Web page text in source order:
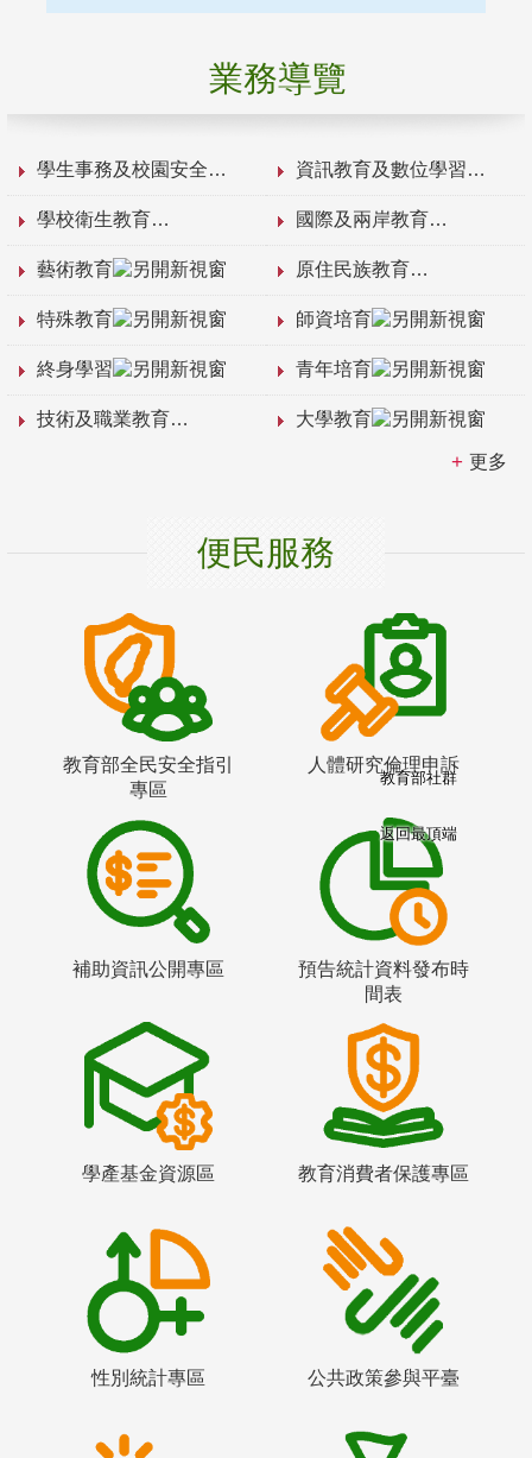
業務導覽
學生事務及校園安全 資訊教育及數位學習
學校衛生教育 國際及兩岸教育
藝術教育 原住民族教育
特殊教育 師資培育
終身學習 青年培育
技術及職業教育 大學教育
更多
便民服務
教育部全民安全指引
專區
人體研究倫理申訴
補助資訊公開專區
預告統計資料發布時
間表
學產基金資源區 教育消費者保護專區
性別統計專區 公共政策參與平臺
教育部社群
返回最頂端